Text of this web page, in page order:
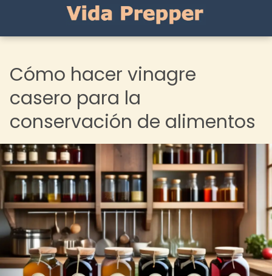
Cómo hacer vinagre
casero para la
conservación de alimentos